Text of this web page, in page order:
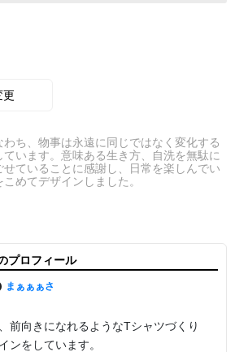
更
ち、物事は永遠に同じではなく変化する
います。意味ある生き方、自洗を無駄に
ていることに感謝し、日常を楽しんでい
めてデザインしました。
プロフィール
まぁぁぁさ
前向きになれるようなTシャツづくり
ンをしています。